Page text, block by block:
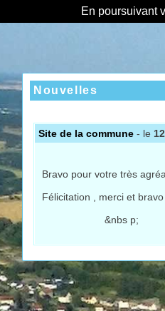
En poursuivant
Nouvelles
Site de la commune - le
Bravo pour votre très
Félicitation , merci et
&nbs p;